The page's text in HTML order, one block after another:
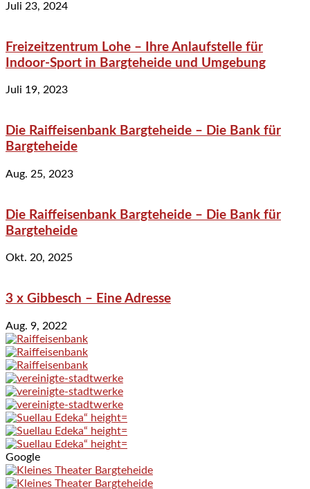
Juli 23, 2024
Freizeitzentrum Lohe – Ihre Anlaufstelle für
Indoor-Sport in Bargteheide und Umgebung
Juli 19, 2023
Die Raiffeisenbank Bargteheide – Die Bank für
Bargteheide
Aug. 25, 2023
Die Raiffeisenbank Bargteheide – Die Bank für
Bargteheide
Okt. 20, 2025
3 x Gibbesch – Eine Adresse
Aug. 9, 2022
Google